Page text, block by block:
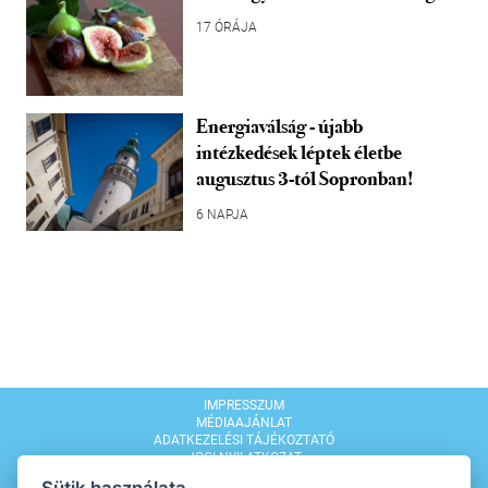
17 ÓRÁJA
Energiaválság - újabb
intézkedések léptek életbe
augusztus 3-tól Sopronban!
6 NAPJA
IMPRESSZUM
MÉDIAAJÁNLAT
ADATKEZELÉSI TÁJÉKOZTATÓ
JOGI NYILATKOZAT